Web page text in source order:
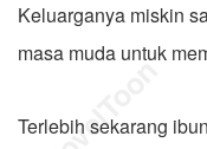
Keluarganya miskin
masa muda untuk
Terlebih sekarang